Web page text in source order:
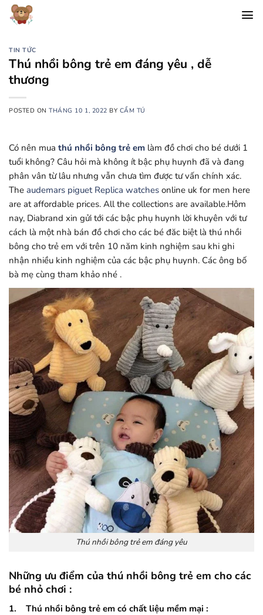
Chuyển
đến
dungTIN TỨC
Thú nhồi bông trẻ em đáng yêu , dễ
thương
POSTED ONTHÁNG 10 1, 2022 BY CẨM TÚ
Có nên mua thú nhồi bông trẻ em làm đồ chơi cho bé dưới 1
tuổi không? Câu hỏi mà không ít bậc phụ huynh đã và đang
phân vân từ lâu nhưng vẫn chưa tìm được tư vấn chính xác.
The audemars piguet Replica watches online uk for men here
are at affordable prices. All the collections are available.Hôm
nay, Diabrand xin gửi tới các bậc phụ huynh lời khuyên với tư
cách là một nhà bán đồ chơi cho các bé đăc biệt là thú nhồi
bông cho trẻ em với trên 10 năm kinh nghiệm sau khi ghi
nhận nhiều kinh nghiệm của các bậc phụ huynh. Các ông bố
bà mẹ cùng tham khảo nhé .
Thú nhồi bông trẻ em đáng yêu
Những ưu điểm của thú nhồi bông trẻ em cho các
bé nhỏ chơi :
1. Thú nhồi bông trẻ em có chất liệu mềm mại :